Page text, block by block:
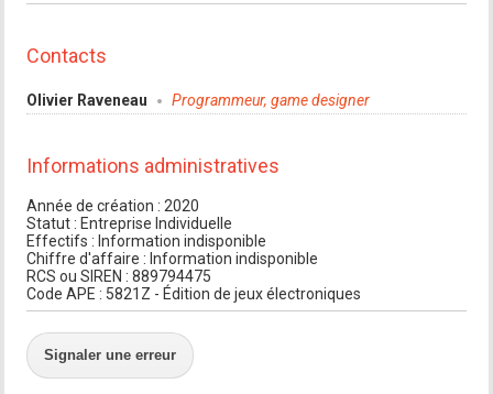
Contacts
Olivier Raveneau Programmeur, game designer
Informations administratives
Année de création : 2020
Statut : Entreprise Individuelle
Effectifs : Information indisponible
Chiffre d'affaire : Information indisponible
RCS ou SIREN : 889794475
Code APE : 5821Z - Édition de jeux électroniques
Signaler une erreur